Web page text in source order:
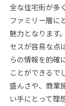
全な住宅街が多
ファミリー層に
魅力となります
セスが容易な点
らの情報を的確
ことができるで
盛んさや、商業
い手にとって理